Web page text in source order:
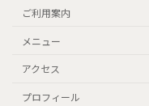
ご利用案内
メニュー
アクセス
プロフィール